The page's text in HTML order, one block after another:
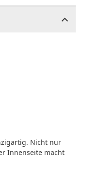
Nicht nur
Innenseite macht